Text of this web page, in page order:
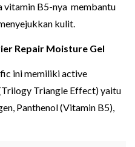
vitamin B5-nya membantu
kulit.
Repair Moisture Gel
ini memiliki active
Triangle Effect) yaitu
Panthenol (Vitamin B5),